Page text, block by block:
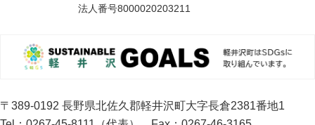
法人番号8000020203211
〒389-0192 長野県北佐久郡軽井沢町大字長倉2381番地1